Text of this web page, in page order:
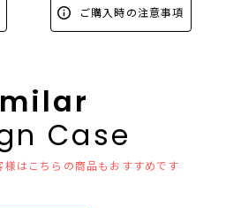
ご購入時の注意事項
Case
様はこちらの商品もおすすめです